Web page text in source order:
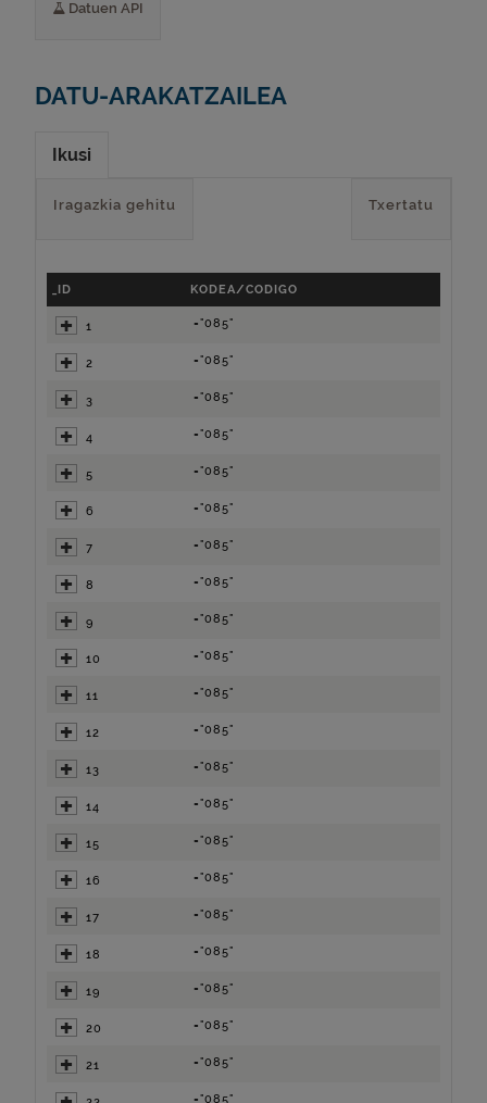
Datuen API
DATU-ARAKATZAILEA
Ikusi
Txertatu
Iragazkia gehitu
_ID KODEA/CODIGO
1 ="085"
2 ="085"
3 ="085"
4 ="085"
5 ="085"
6 ="085"
7 ="085"
8 ="085"
9 ="085"
10 ="085"
11 ="085"
12 ="085"
13 ="085"
14 ="085"
15 ="085"
16 ="085"
17 ="085"
18 ="085"
19 ="085"
20 ="085"
21 ="085"
="085"